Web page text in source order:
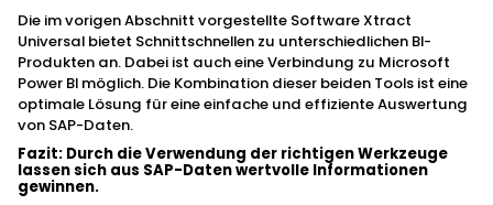
Die im vorigen Abschnitt vorgestellte Software Xtract
Universal bietet Schnittschnellen zu unterschiedlichen BI-
Produkten an. Dabei ist auch eine Verbindung zu Microsoft
Power BI möglich. Die Kombination dieser beiden Tools ist eine
optimale Lösung für eine einfache und effiziente Auswertung
von SAP-Daten.
Fazit: Durch die Verwendung der richtigen Werkzeuge
lassen sich aus SAP-Daten wertvolle Informationen
gewinnen.